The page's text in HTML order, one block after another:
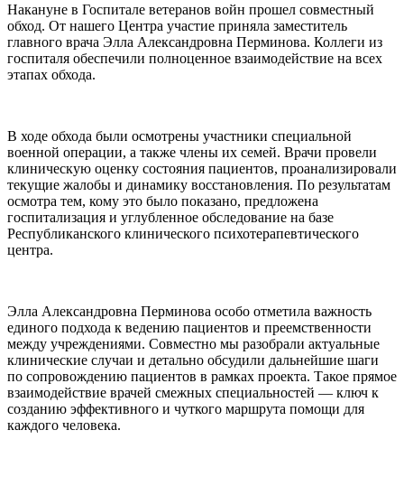
Накануне в Госпитале ветеранов войн прошел совместный
обход. От нашего Центра участие приняла заместитель
главного врача Элла Александровна Перминова. Коллеги из
госпиталя обеспечили полноценное взаимодействие на всех
этапах обхода.
В ходе обхода были осмотрены участники специальной
военной операции, а также члены их семей. Врачи провели
клиническую оценку состояния пациентов, проанализировали
текущие жалобы и динамику восстановления. По результатам
осмотра тем, кому это было показано, предложена
госпитализация и углубленное обследование на базе
Республиканского клинического психотерапевтического
центра.
Элла Александровна Перминова особо отметила важность
единого подхода к ведению пациентов и преемственности
между учреждениями. Совместно мы разобрали актуальные
клинические случаи и детально обсудили дальнейшие шаги
по сопровождению пациентов в рамках проекта. Такое прямое
взаимодействие врачей смежных специальностей — ключ к
созданию эффективного и чуткого маршрута помощи для
каждого человека.